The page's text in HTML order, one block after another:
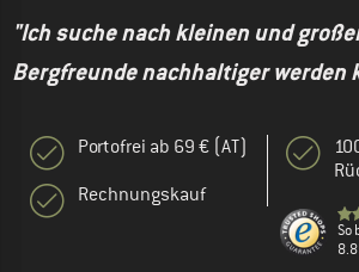
"Ich suche nach kleinen und
Bergfreunde nachhaltiger werden
Portofrei ab 69 € (AT)
Rechnungskauf
So